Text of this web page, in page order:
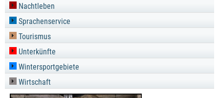
Nachtleben
Sprachenservice
Tourismus
Unterkünfte
Wintersportgebiete
Wirtschaft